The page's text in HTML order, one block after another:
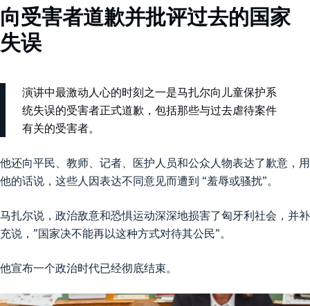
向受害者道歉并批评过去的国家
失误
演讲中最激动人心的时刻之一是马扎尔向儿童保护系
统失误的受害者正式道歉，包括那些与过去虐待案件
有关的受害者。
他还向平民、教师、记者、医护人员和公众人物表达了歉意，用
他的话说，这些人因表达不同意见而遭到 “羞辱或骚扰”。
马扎尔说，政治敌意和恐惧运动深深地损害了匈牙利社会，并补
充说，”国家决不能再以这种方式对待其公民”。
他宣布一个政治时代已经彻底结束。